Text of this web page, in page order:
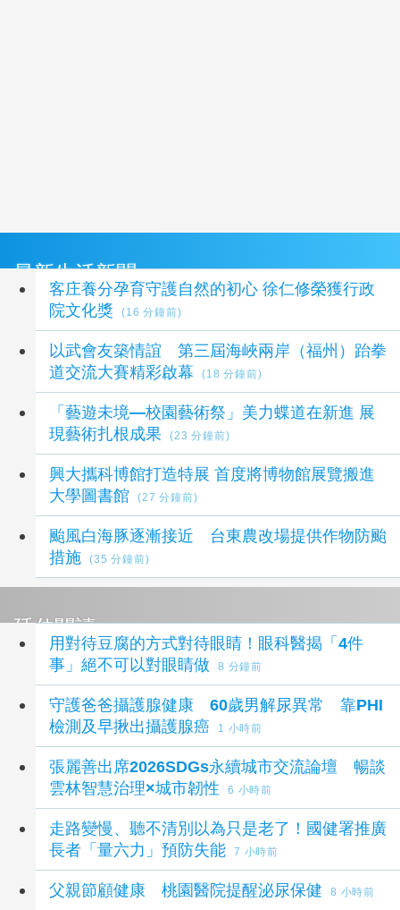
最新生活新聞
客庄養分孕育守護自然的初心 徐仁修榮獲行政
院文化獎
(16 分鐘前)
以武會友築情誼 第三屆海峽兩岸（福州）跆拳
道交流大賽精彩啟幕
(18 分鐘前)
「藝遊未境—校園藝術祭」美力蝶道在新進 展
現藝術扎根成果
(23 分鐘前)
興大攜科博館打造特展 首度將博物館展覽搬進
大學圖書館
(27 分鐘前)
颱風白海豚逐漸接近 台東農改場提供作物防颱
措施
(35 分鐘前)
延伸閱讀
用對待豆腐的方式對待眼睛！眼科醫揭「4件
事」絕不可以對眼睛做
8 分鐘前
守護爸爸攝護腺健康 60歲男解尿異常 靠PHI
檢測及早揪出攝護腺癌
1 小時前
張麗善出席2026SDGs永續城市交流論壇 暢談
雲林智慧治理×城市韌性
6 小時前
走路變慢、聽不清別以為只是老了！國健署推廣
長者「量六力」預防失能
7 小時前
父親節顧健康 桃園醫院提醒泌尿保健 8 小時前